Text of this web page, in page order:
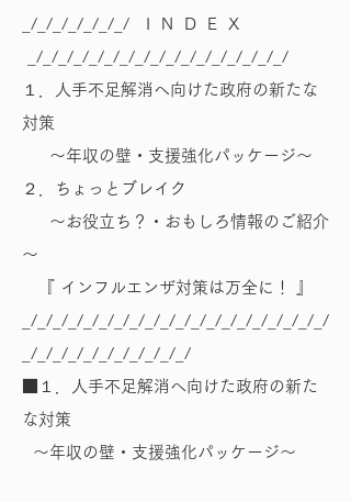
_/_/_/_/_/_/_/ I N D E X
_/_/_/_/_/_/_/_/_/_/_/_/_/_/_/_/_/
１．人手不足解消へ向けた政府の新たな
対策
～年収の壁・支援強化パッケージ～
２．ちょっとブレイク
～お役立ち？・おもしろ情報のご紹介
～
『 インフルエンザ対策は万全に！ 』
_/_/_/_/_/_/_/_/_/_/_/_/_/_/_/_/_/_/_/_/
_/_/_/_/_/_/_/_/_/_/_/
■１．人手不足解消へ向けた政府の新た
な対策
～年収の壁・支援強化パッケージ～